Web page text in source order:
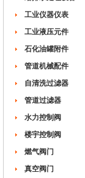
工业仪器仪表
工业液压元件
石化油罐附件
管道机械配件
自清洗过滤器
管道过滤器
水力控制阀
楼宇控制阀
燃气阀门
真空阀门